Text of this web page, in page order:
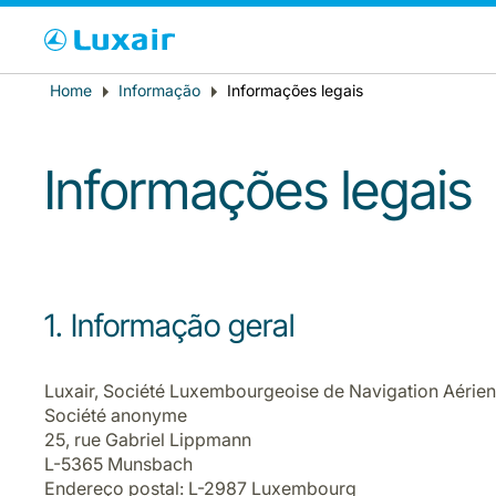
País de residência
Breadcrumb
Home Informação Informações legais
Informações legais
1. Informação geral
Luxair, Société Luxembourgeoise de Navigation
Société anonyme
25, rue Gabriel Lippmann
L-5365 Munsbach
Endereço postal: L-2987 Luxembourg